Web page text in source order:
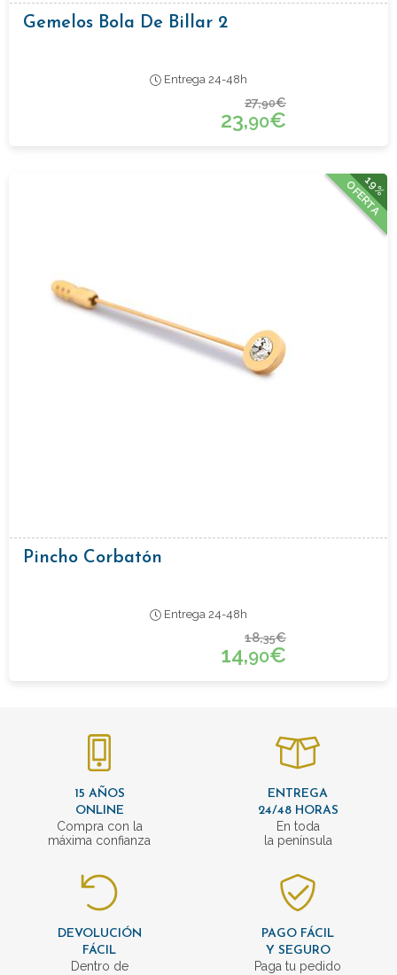
Gemelos Bola De Billar 2
Entrega 24-48h
27,90€
23,90€
19%
OFERTA
Pincho Corbatón
Entrega 24-48h
18,35€
14,90€
15 AÑOS
ONLINE
Compra con la
máxima confianza
ENTREGA
24/48 HORAS
En toda
la península
DEVOLUCIÓN
FÁCIL
Dentro de
PAGO FÁCIL
Y SEGURO
Paga tu pedido